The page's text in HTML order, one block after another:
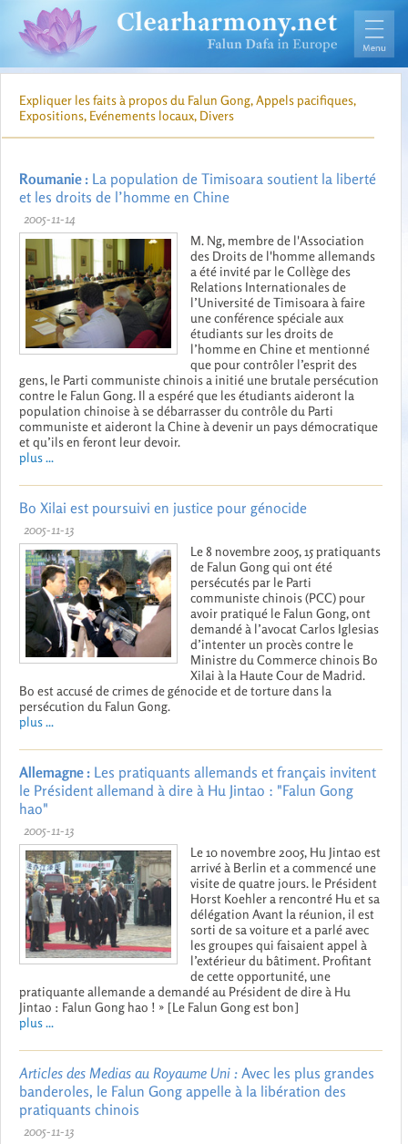
Expliquer les faits à propos du Falun Gong, Appels pacifiques,
Expositions, Evénements locaux, Divers
Roumanie : La population de Timisoara soutient la liberté
et les droits de l’homme en Chine
2005-11-14
M. Ng, membre de l'Association
des Droits de l'homme allemands
a été invité par le Collège des
Relations Internationales de
l’Université de Timisoara à faire
une conférence spéciale aux
étudiants sur les droits de
l’homme en Chine et mentionné
que pour contrôler l’esprit des
gens, le Parti communiste chinois a initié une brutale persécution
contre le Falun Gong. Il a espéré que les étudiants aideront la
population chinoise à se débarrasser du contrôle du Parti
communiste et aideront la Chine à devenir un pays démocratique
et qu’ils en feront leur devoir.
plus ...
Bo Xilai est poursuivi en justice pour génocide
2005-11-13
Le 8 novembre 2005, 15 pratiquants
de Falun Gong qui ont été
persécutés par le Parti
communiste chinois (PCC) pour
avoir pratiqué le Falun Gong, ont
demandé à l’avocat Carlos Iglesias
d’intenter un procès contre le
Ministre du Commerce chinois Bo
Xilai à la Haute Cour de Madrid.
Bo est accusé de crimes de génocide et de torture dans la
persécution du Falun Gong.
plus ...
Allemagne : Les pratiquants allemands et français invitent
le Président allemand à dire à Hu Jintao : "Falun Gong
hao"
2005-11-13
Le 10 novembre 2005, Hu Jintao est
arrivé à Berlin et a commencé une
visite de quatre jours. le Président
Horst Koehler a rencontré Hu et sa
délégation Avant la réunion, il est
sorti de sa voiture et a parlé avec
les groupes qui faisaient appel à
l’extérieur du bâtiment. Profitant
de cette opportunité, une
pratiquante allemande a demandé au Président de dire à Hu
Jintao : Falun Gong hao ! » [Le Falun Gong est bon]
plus ...
Articles des Medias au Royaume Uni : Avec les plus grandes
banderoles, le Falun Gong appelle à la libération des
pratiquants chinois
2005-11-13